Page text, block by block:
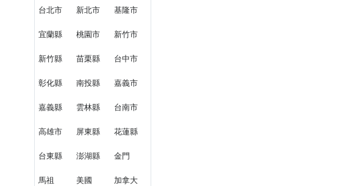
台北市 新北市 基隆市
宜蘭縣 桃園市 新竹市
新竹縣 苗栗縣 台中市
彰化縣 南投縣 嘉義市
嘉義縣 雲林縣 台南市
高雄市 屏東縣 花蓮縣
台東縣 澎湖縣 金門
馬祖 美國 加拿大